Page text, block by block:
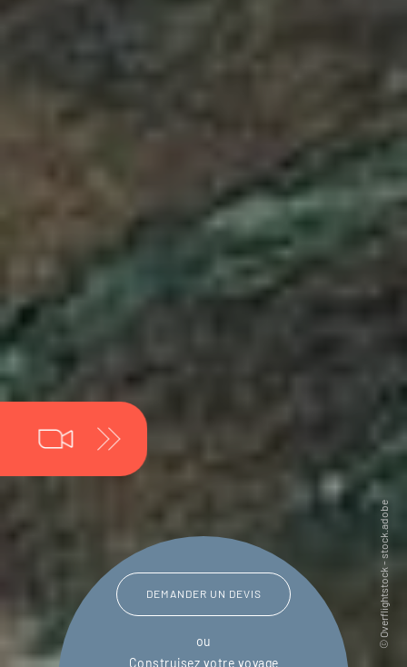
DEMANDER UN DEVIS
ou
Construisez votre voyage